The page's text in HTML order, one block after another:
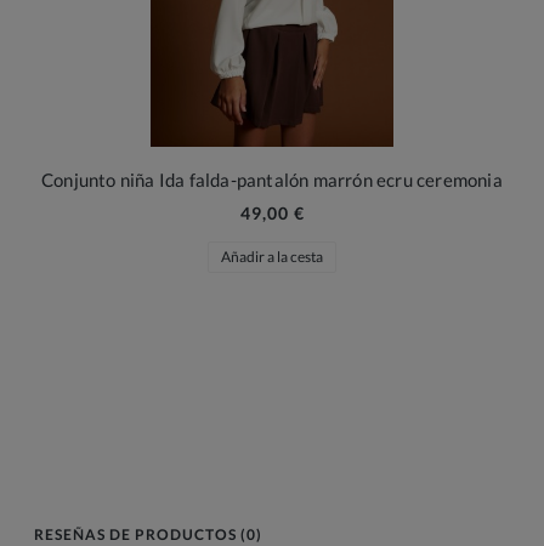
Conjunto niña Ida falda-pantalón marrón ecru ceremonia
49,00 €
Añadir a la cesta
RESEÑAS DE PRODUCTOS (0)